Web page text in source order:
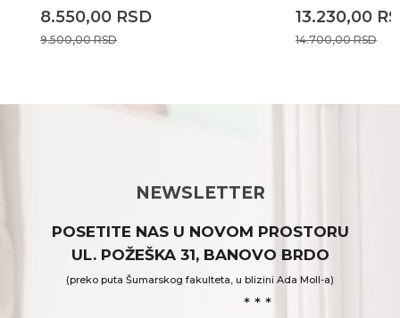
8.550,00 RSD
9.500,00RSD
13.230,00
14.700,00RSD
NEWSLETTER
POSETITE NAS U NOVOM PROSTORU
UL. POŽEŠKA 31, BANOVO BRDO
(preko puta Šumarskog fakulteta, u blizini Ada Moll-a)
* * *